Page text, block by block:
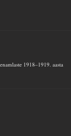
1918–1919. aasta